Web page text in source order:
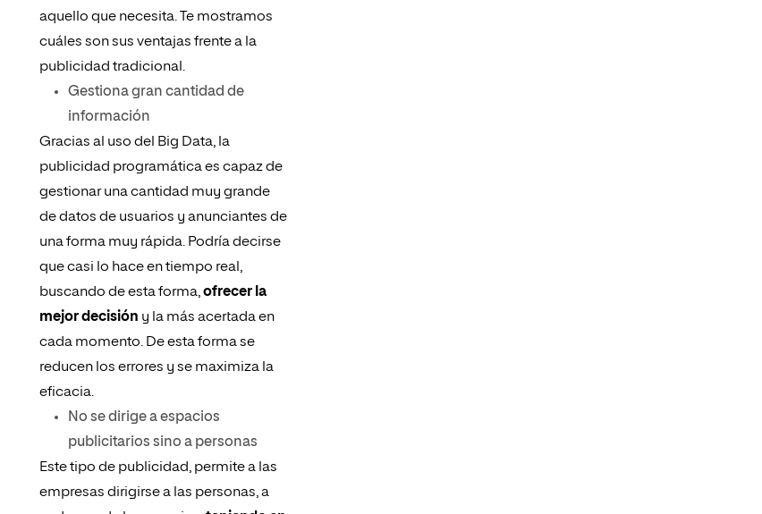
aquello que necesita. Te mostramos
cuáles son sus ventajas frente a la
publicidad tradicional.
Gestiona gran cantidad de
información
Gracias al uso del Big Data, la
publicidad programática es capaz de
gestionar una cantidad muy grande
de datos de usuarios y anunciantes de
una forma muy rápida. Podría decirse
que casi lo hace en tiempo real,
buscando de esta forma,ofrecer la
mejor decisión y la más acertada en
cada momento. De esta forma se
reducen los errores y se maximiza la
eficacia.
No se dirige a espacios
publicitarios sino a personas
Este tipo de publicidad, permite a las
empresas dirigirse a las personas, a